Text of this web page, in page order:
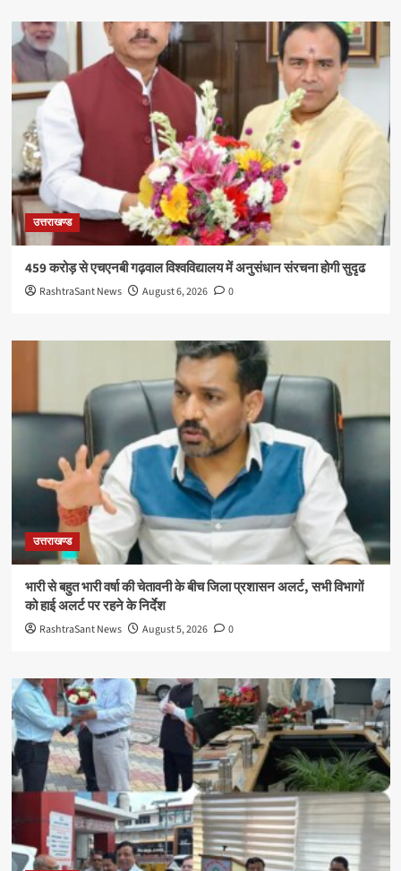
उत्तराखण्ड
459 करोड़ से एचएनबी गढ़वाल विश्वविद्यालय में अनुसंधान संरचना होगी सुदृढ
RashtraSant News August 6, 2026 0
उत्तराखण्ड
भारी से बहुत भारी वर्षा की चेतावनी के बीच जिला प्रशासन अलर्ट, सभी विभागों
को हाई अलर्ट पर रहने के निर्देश
RashtraSant News August 5, 2026 0